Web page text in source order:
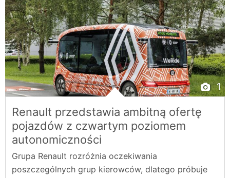
1
Renault przedstawia ambitną ofertę
pojazdów z czwartym poziomem
autonomiczności
Grupa Renault rozróżnia oczekiwania
poszczególnych grup kierowców, dlatego próbuje